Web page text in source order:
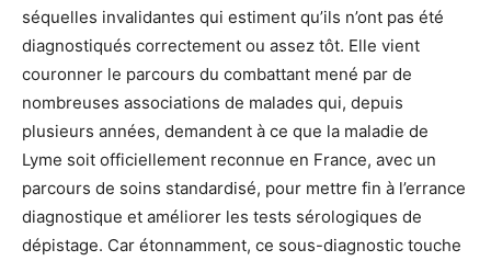
séquelles invalidantes qui estiment qu’ils n’ont pas été
diagnostiqués correctement ou assez tôt. Elle vient
couronner le parcours du combattant mené par de
nombreuses associations de malades qui, depuis
plusieurs années, demandent à ce que la maladie de
Lyme soit officiellement reconnue en France, avec un
parcours de soins standardisé, pour mettre fin à l’errance
diagnostique et améliorer les tests sérologiques de
dépistage. Car étonnamment, ce sous-diagnostic touche